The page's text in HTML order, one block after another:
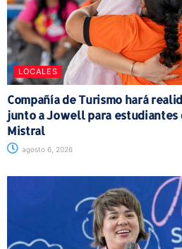
LOCALES
Compañía de Turismo hará
junto a Jowell para estudiantes
Mistral
agosto 6, 2026